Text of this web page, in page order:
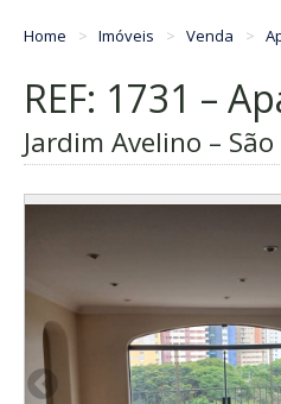
Home Imóveis Venda
REF: 1731 –
Jardim Avelino – São